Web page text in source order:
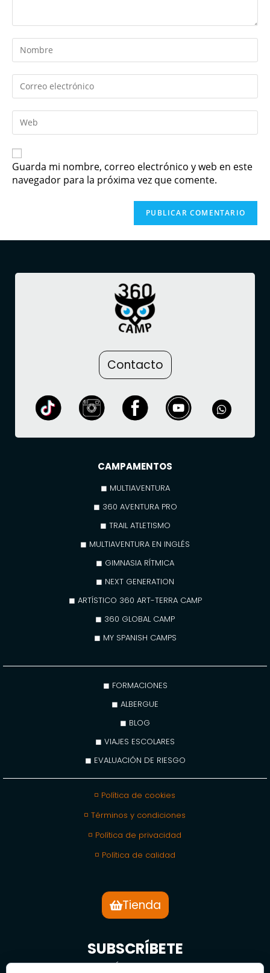
Guarda mi nombre, correo electrónico y web en este
navegador para la próxima vez que comente.
Contacto
CAMPAMENTOS
◼ MULTIAVENTURA
◼ 360 AVENTURA PRO
◼ TRAIL ATLETISMO
◼ MULTIAVENTURA EN INGLÉS
◼ GIMNASIA RÍTMICA
◼ NEXT GENERATION
◼ ARTÍSTICO 360 ART-TERRA CAMP
◼ 360 GLOBAL CAMP
◼ MY SPANISH CAMPS
◼ FORMACIONES
◼ ALBERGUE
◼ BLOG
◼ VIAJES ESCOLARES
◼ EVALUACIÓN DE RIESGO
◽ Política de cookies
◽ Términos y condiciones
◽ Política de privacidad
◽ Política de calidad
Tienda
SUBSCRÍBETE
BOLETÍN DE NOTICIAS